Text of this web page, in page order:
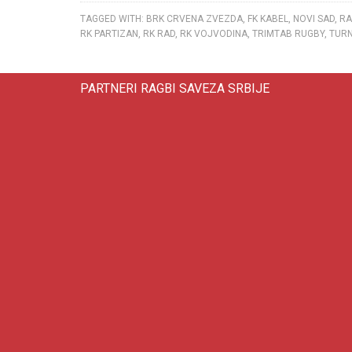
TAGGED WITH: BRK CRVENA ZVEZDA, FK KABEL, NOVI SAD,
RK PARTIZAN , RK RAD, RK VOJVODINA, TRIMTAB RUGBY,
PARTNERI RAGBI SAVEZA SRBIJE